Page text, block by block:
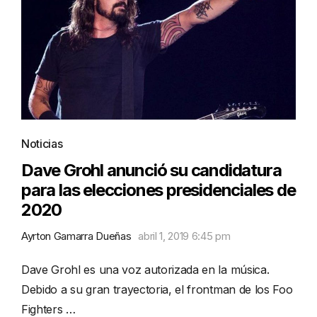
Noticias
Dave Grohl anunció su candidatura
para las elecciones presidenciales de
2020
Ayrton Gamarra Dueñas abril 1, 2019 6:45 pm
Dave Grohl es una voz autorizada en la música.
Debido a su gran trayectoria, el frontman de los Foo
Fighters …